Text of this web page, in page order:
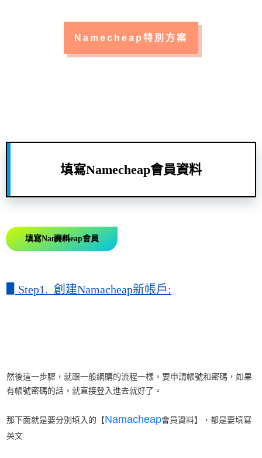
Namecheap特別方案
填寫Namecheap會員資料
填寫Namecheap會員資料
Step1. 創建Namacheap新帳戶:
然後這一步驟，就跟一般網購的流程一樣，要申請帳號和密碼，如果
有帳號密碼的話，就直接登入進去就好了。
那下面就是要分別填入的【Namacheap會員資料】，都是要填寫
英文